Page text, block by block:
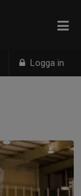
Logga in